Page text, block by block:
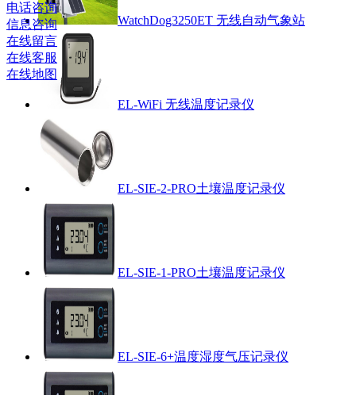
WatchDog3250ET 无线自动气象站
EL-WiFi 无线温度记录仪
EL-SIE-2-PRO土壤温度记录仪
EL-SIE-1-PRO土壤温度记录仪
EL-SIE-6+温度湿度气压记录仪
电话咨询
信息咨询
在线留言
在线客服
在线地图